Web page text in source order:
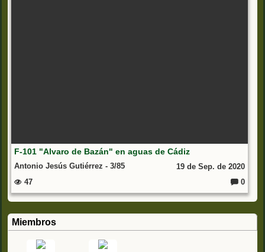
F-101 "Alvaro de Bazán" en aguas de Cádiz
Antonio Jesús Gutiérrez - 3/85
19 de Sep. de 2020
47
o
m
io
0
Miembros